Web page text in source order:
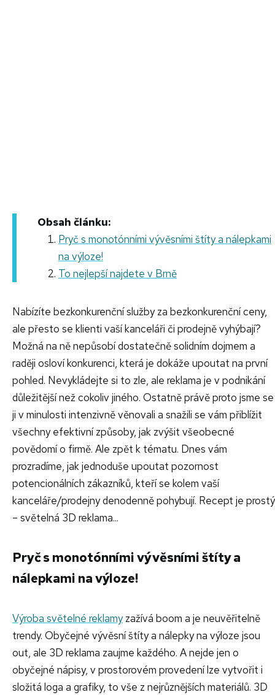
Obsah článku:
Pryč s monotónními vývěsními štíty a nálepkami
na výloze!
To nejlepší najdete v Brně
Nabízíte bezkonkurenční služby za bezkonkurenční ceny,
ale přesto se klienti vaší kanceláři či prodejně vyhýbají?
Možná na ně nepůsobí dostatečně solidním dojmem a
raději osloví konkurenci, která je dokáže upoutat na první
pohled. Nevykládejte si to zle, ale reklama je v podnikání
důležitější než cokoliv jiného. Ostatně právě proto jsme se
ji v minulosti intenzivně věnovali a snažili se vám přiblížit
všechny efektivní způsoby, jak zvýšit všeobecné
povědomí o firmě. Ale zpět k tématu. Dnes vám
prozradíme, jak jednoduše upoutat pozornost
potencionálních zákazníků, kteří se kolem vaší
kanceláře/prodejny denodenně pohybují. Recept je prostý
– světelná 3D reklama...
Pryč s monotónními vývěsními štíty a
nálepkami na výloze!
Výroba světelné reklamyzažívá boom a je neuvěřitelně
trendy. Obyčejné vývěsní štíty a nálepky na výloze jsou
out, ale 3D reklama zaujme každého. A nejde jen o
obyčejné nápisy, v prostorovém provedení lze vytvořit i
složitá loga a grafiky, to vše z nejrůznějších materiálů. 3D